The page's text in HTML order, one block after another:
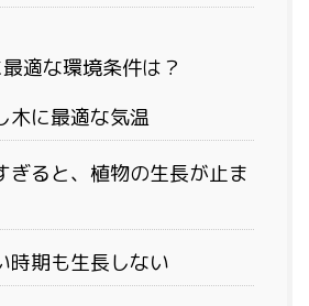
適な環境条件は？
木に最適な気温
ぎると、植物の生長が止ま
時期も生長しない